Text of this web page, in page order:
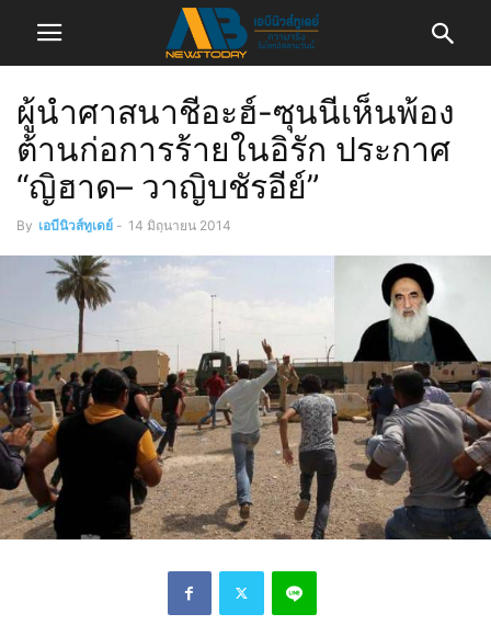
ผู้นำศาสนาชีอะฮ์-ซุนนีเห็นพ้อง
ต้านก่อการร้ายในอิรัก ประกาศ
“ญิฮาด– วาญิบชัรอีย์”
By เอบีนิวส์ทูเดย์ - 14 มิถุนายน 2014